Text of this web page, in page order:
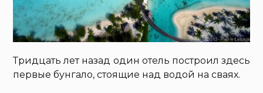
Тридцать лет назад один отель построил здесь
первые бунгало, стоящие над водой на сваях.